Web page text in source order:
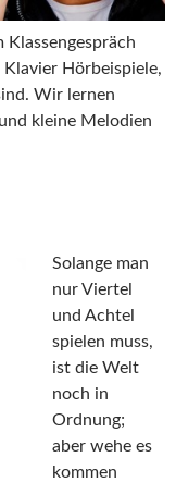
Klavier Hörbeispiele,
Wir lernen
kleine Melodien
Solange man
nur Viertel
und Achtel
spielen muss,
ist die Welt
noch in
Ordnung;
aber wehe es
kommen